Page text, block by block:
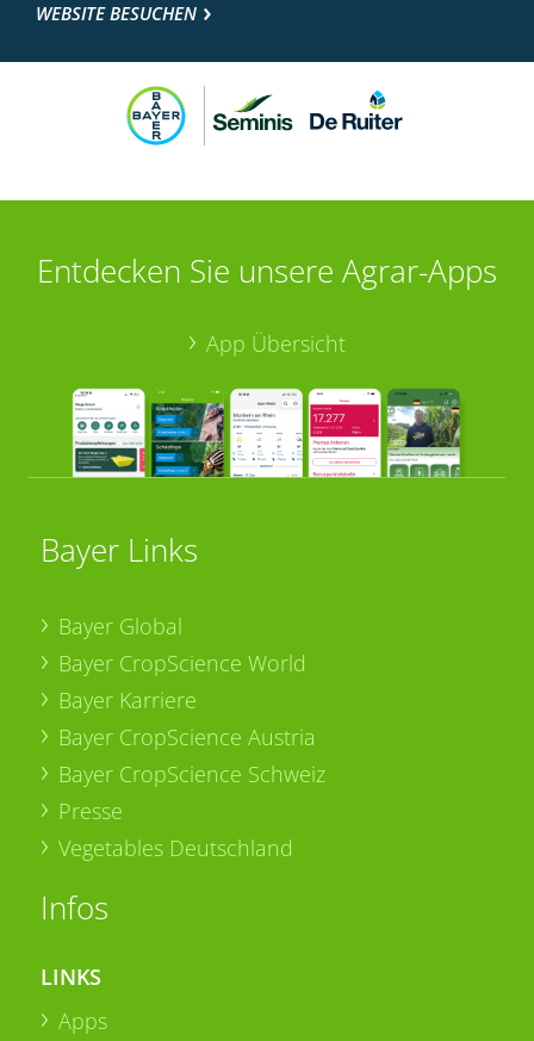
WEBSITE BESUCHEN
Entdecken Sie unsere Agrar-Apps
App Übersicht
Bayer Links
Bayer Global
Bayer CropScience World
Bayer Karriere
Bayer CropScience Austria
Bayer CropScience Schweiz
Presse
Vegetables Deutschland
Infos
LINKS
Apps